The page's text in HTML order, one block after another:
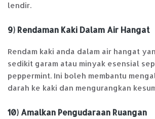
lendir.
9) Rendaman Kaki Dalam Air Hangat
Rendam kaki anda dalam air hangat
sedikit garam atau minyak esensial
peppermint. Ini boleh membantu
darah ke kaki dan mengurangkan
10) Amalkan Pengudaraan Ruangan